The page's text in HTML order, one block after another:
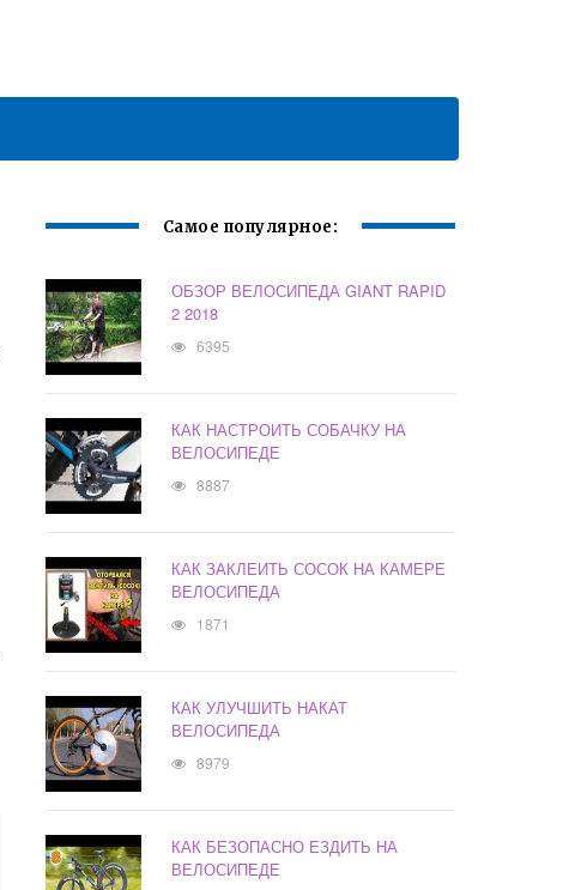
Самое популярное:
ОБЗОР ВЕЛОСИПЕДА GIANT RAPID
2 2018
6395
КАК НАСТРОИТЬ СОБАЧКУ НА
ВЕЛОСИПЕДЕ
8887
КАК ЗАКЛЕИТЬ СОСОК НА КАМЕРЕ
ВЕЛОСИПЕДА
1871
КАК УЛУЧШИТЬ НАКАТ
ВЕЛОСИПЕДА
8979
КАК БЕЗОПАСНО ЕЗДИТЬ НА
ВЕЛОСИПЕДЕ